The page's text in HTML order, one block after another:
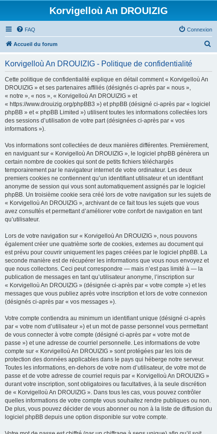
Korvigelloù An DROUIZIG
FAQ Connexion
Accueil du forum
Korvigelloù An DROUIZIG - Politique de confidentialité
Cette politique de confidentialité explique en détail comment « Korvigelloù An
DROUIZIG » et ses partenaires affiliés (désignés ci-après par « nous »,
« notre », « nos », « Korvigelloù An DROUIZIG » et
« https://www.drouizig.org/phpBB3 ») et phpBB (désigné ci-après par « logiciel
phpBB » et « phpBB Limited ») utilisent toutes les informations collectées lors
des sessions d’utilisation de votre part (désignées ci-après par « vos
informations »).
Vos informations sont collectées de deux manières différentes. Premièrement,
en naviguant sur « Korvigelloù An DROUIZIG », le logiciel phpBB génèrera un
certain nombre de cookies qui sont de petits fichiers téléchargés
temporairement par le navigateur internet de votre ordinateur. Les deux
premiers cookies ne contiennent qu’un identifiant utilisateur et un identifiant
anonyme de session qui vous sont automatiquement assignés par le logiciel
phpBB. Un troisième cookie sera créé lors de votre navigation sur les sujets de
« Korvigelloù An DROUIZIG », archivant de ce fait tous les sujets que vous
avez consultés et permettant d’améliorer votre confort de navigation en tant
qu’utilisateur.
Lors de votre navigation sur « Korvigelloù An DROUIZIG », nous pouvons
également créer une quatrième sorte de cookies, externes au document qui
est prévu pour couvrir uniquement les pages créées par le logiciel phpBB. La
seconde manière est de récupérer les informations que vous nous envoyez et
que nous collectons. Ceci peut correspondre — mais n’est pas limité à — la
publication de messages en tant qu’utilisateur anonyme, l’inscription sur
« Korvigelloù An DROUIZIG » (désignée ci-après par « votre compte ») et les
messages que vous publiez après votre inscription et lors de votre connexion
(désignés ci-après par « vos messages »).
Votre compte contiendra au minimum un identifiant unique (désigné ci-après
par « votre nom d’utilisateur ») et un mot de passe personnel vous permettant
de vous connecter à votre compte (désigné ci-après par « votre mot de
passe ») et une adresse de courriel personnelle. Les informations de votre
compte sur « Korvigelloù An DROUIZIG » sont protégées par les lois de
protection des données applicables dans le pays qui héberge notre serveur.
Toutes les informations, en-dehors de votre nom d’utilisateur, de votre mot de
passe et de votre adresse de courriel requis par « Korvigelloù An DROUIZIG »
durant votre inscription, sont obligatoires ou facultatives, à la seule discrétion
de « Korvigelloù An DROUIZIG ». Dans tous les cas, vous pouvez contrôler
quelles informations de votre compte vous souhaitez rendre publiques ou non.
De plus, vous pouvez décider de vous abonner ou non à la liste de diffusion du
logiciel phpBB depuis une option disponible sur votre compte.